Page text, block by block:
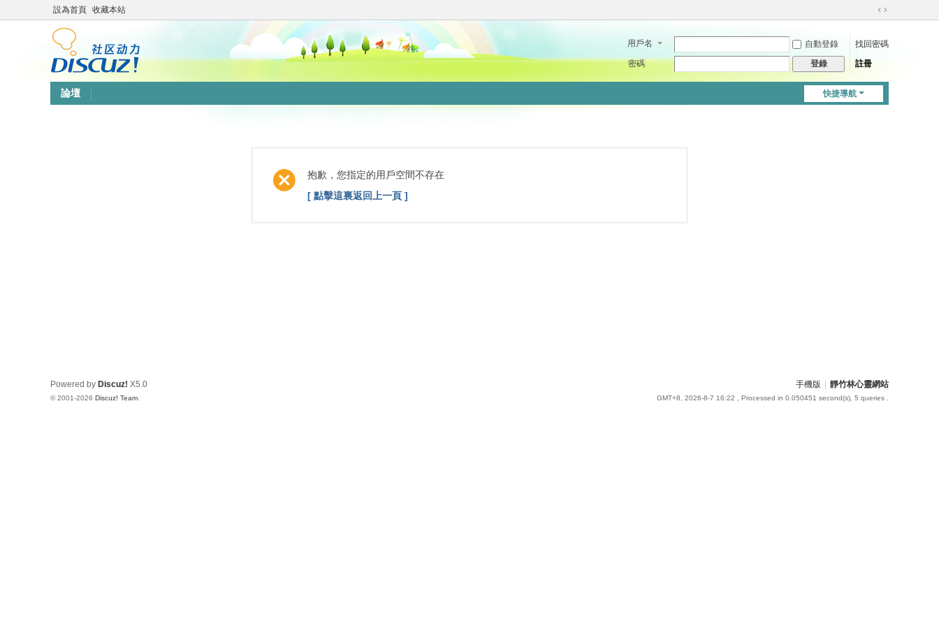
設為首頁 收藏本站
切
到
用戶名 自動登錄
找回密碼
密碼
登錄 註冊
快捷導航
論壇
抱歉，您指定的用戶空間不存在
[ 點擊這裏返回上一頁 ]
手機版 靜竹林心靈網站
GMT+8, 2026-8-7 16:22 , Processed in 0.050451 second(s), 5 queries .
Powered by Discuz! X5.0
© 2001-2026 Discuz! Team